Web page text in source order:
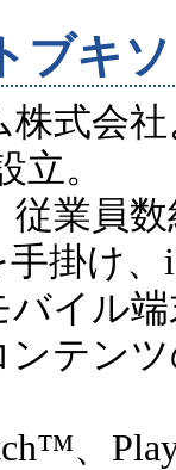
ブキ
式会
立。
従業員
掛け
イル
ンテン
、